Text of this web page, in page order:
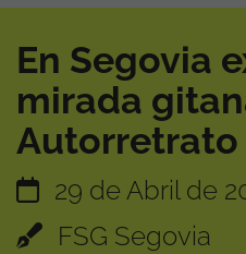
En Segovia
mirada
Autorretrato
29 de Abril de
FSG Segovia